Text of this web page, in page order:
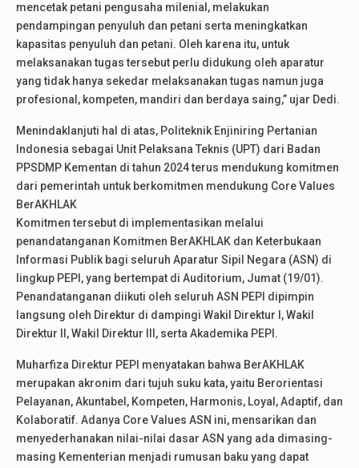
mencetak petani pengusaha milenial, melakukan
pendampingan penyuluh dan petani serta meningkatkan
kapasitas penyuluh dan petani. Oleh karena itu, untuk
melaksanakan tugas tersebut perlu didukung oleh aparatur
yang tidak hanya sekedar melaksanakan tugas namun juga
profesional, kompeten, mandiri dan berdaya saing,” ujar Dedi.
Menindaklanjuti hal di atas, Politeknik Enjiniring Pertanian
Indonesia sebagai Unit Pelaksana Teknis (UPT) dari Badan
PPSDMP Kementan di tahun 2024 terus mendukung komitmen
dari pemerintah untuk berkomitmen mendukung Core Values
BerAKHLAK
Komitmen tersebut di implementasikan melalui
penandatanganan Komitmen BerAKHLAK dan Keterbukaan
Informasi Publik bagi seluruh Aparatur Sipil Negara (ASN) di
lingkup PEPI, yang bertempat di Auditorium, Jumat (19/01).
Penandatanganan diikuti oleh seluruh ASN PEPI dipimpin
langsung oleh Direktur di dampingi Wakil Direktur I, Wakil
Direktur II, Wakil Direktur III, serta Akademika PEPI.
Muharfiza Direktur PEPI menyatakan bahwa BerAKHLAK
merupakan akronim dari tujuh suku kata, yaitu Berorientasi
Pelayanan, Akuntabel, Kompeten, Harmonis, Loyal, Adaptif, dan
Kolaboratif. Adanya Core Values ASN ini, mensarikan dan
menyederhanakan nilai-nilai dasar ASN yang ada dimasing-
masing Kementerian menjadi rumusan baku yang dapat